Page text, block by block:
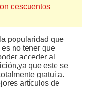
descuentos
popularidad que
no tener que
acceder al
que este se
gratuita.
artículos de